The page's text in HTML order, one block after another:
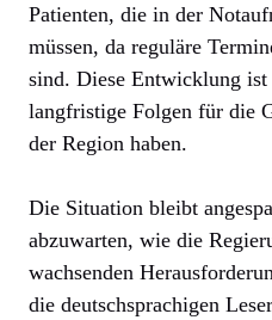
Patienten, die in der
müssen, da reguläre
sind. Diese Entwicklung
langfristige Folgen für die
der Region haben.
Die Situation bleibt
abzuwarten, wie die
wachsenden
die deutschsprachigen